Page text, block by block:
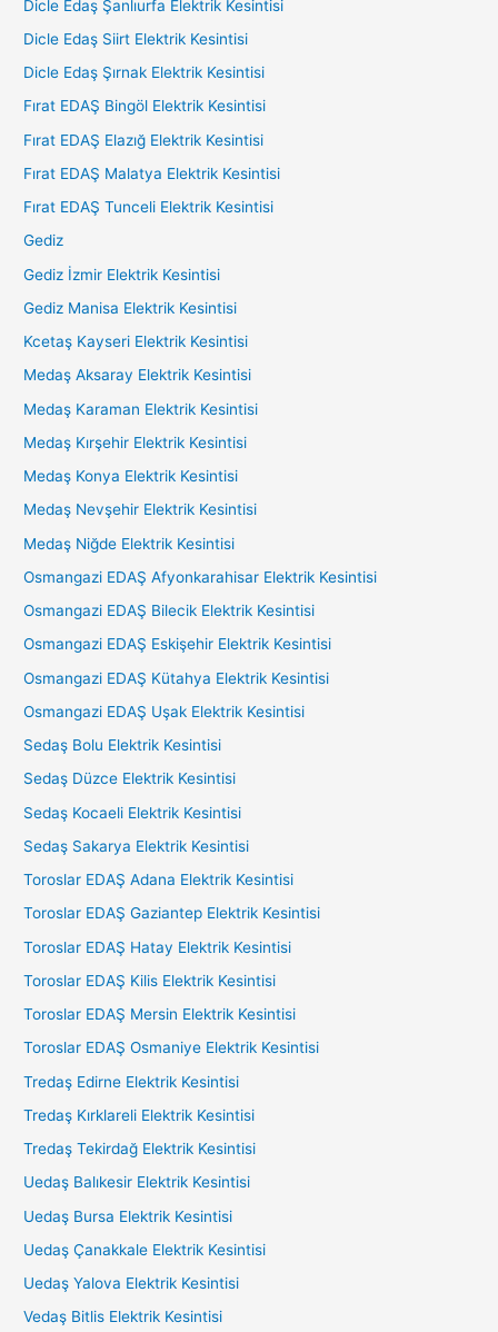
Dicle Edaş Şanlıurfa Elektrik Kesintisi
Dicle Edaş Siirt Elektrik Kesintisi
Dicle Edaş Şırnak Elektrik Kesintisi
Fırat EDAŞ Bingöl Elektrik Kesintisi
Fırat EDAŞ Elazığ Elektrik Kesintisi
Fırat EDAŞ Malatya Elektrik Kesintisi
Fırat EDAŞ Tunceli Elektrik Kesintisi
Gediz
Gediz İzmir Elektrik Kesintisi
Gediz Manisa Elektrik Kesintisi
Kcetaş Kayseri Elektrik Kesintisi
Medaş Aksaray Elektrik Kesintisi
Medaş Karaman Elektrik Kesintisi
Medaş Kırşehir Elektrik Kesintisi
Medaş Konya Elektrik Kesintisi
Medaş Nevşehir Elektrik Kesintisi
Medaş Niğde Elektrik Kesintisi
Osmangazi EDAŞ Afyonkarahisar Elektrik Kesintisi
Osmangazi EDAŞ Bilecik Elektrik Kesintisi
Osmangazi EDAŞ Eskişehir Elektrik Kesintisi
Osmangazi EDAŞ Kütahya Elektrik Kesintisi
Osmangazi EDAŞ Uşak Elektrik Kesintisi
Sedaş Bolu Elektrik Kesintisi
Sedaş Düzce Elektrik Kesintisi
Sedaş Kocaeli Elektrik Kesintisi
Sedaş Sakarya Elektrik Kesintisi
Toroslar EDAŞ Adana Elektrik Kesintisi
Toroslar EDAŞ Gaziantep Elektrik Kesintisi
Toroslar EDAŞ Hatay Elektrik Kesintisi
Toroslar EDAŞ Kilis Elektrik Kesintisi
Toroslar EDAŞ Mersin Elektrik Kesintisi
Toroslar EDAŞ Osmaniye Elektrik Kesintisi
Tredaş Edirne Elektrik Kesintisi
Tredaş Kırklareli Elektrik Kesintisi
Tredaş Tekirdağ Elektrik Kesintisi
Uedaş Balıkesir Elektrik Kesintisi
Uedaş Bursa Elektrik Kesintisi
Uedaş Çanakkale Elektrik Kesintisi
Uedaş Yalova Elektrik Kesintisi
Vedaş Bitlis Elektrik Kesintisi